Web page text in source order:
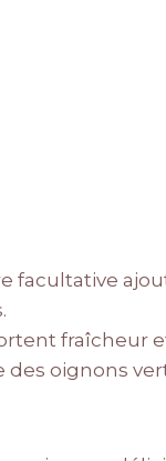
facultative
fraîcheur
des oignons